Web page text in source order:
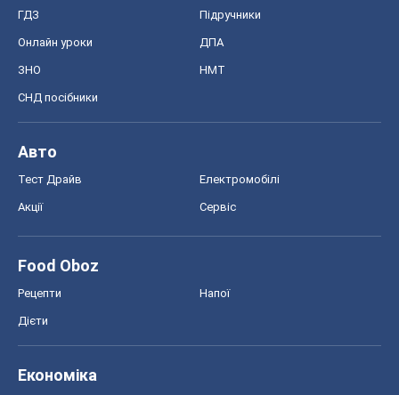
ГДЗ Підручники
Онлайн уроки ДПА
ЗНО НМТ
СНД посібники
Авто
Тест Драйв Електромобілі
Акції Сервіс
Food Oboz
Рецепти Напої
Дієти
Економіка